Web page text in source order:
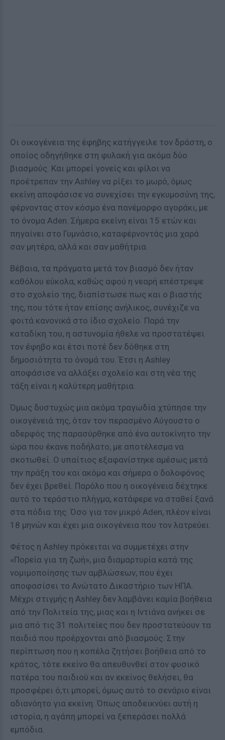
Οι οικογένεια της έφηβης κατήγγειλε τον δράστη, ο
οποίος οδηγήθηκε στη φυλακή για ακόμα δύο
βιασμούς. Και μπορεί γονείς και φίλοι να
προέτρεπαν την Ashley να ρίξει το μωρό, όμως
εκείνη αποφάσισε να συνεχίσει την εγκυμοσύνη της,
φέρνοντας στον κόσμο ένα πανέμορφο αγοράκι, με
το όνομα Aden. Σήμερα εκείνη είναι 15 ετών και
πηγαίνει στο Γυμνάσιο, καταφέρνοντάς μια χαρά
σαν μητέρα, αλλά και σαν μαθήτρια.
Βέβαια, τα πράγματα μετά τον βιασμό δεν ήταν
καθόλου εύκολα, καθώς αφού η νεαρή επέστρεψε
στο σχολείο της, διαπίστωσε πως και ο βιαστής
της, που τότε ήταν επίσης ανήλικος, συνέχιζε να
φοιτά κανονικά στο ίδιο σχολείο. Παρά την
καταδίκη του, η αστυνομία ήθελε να προστατέψει
τον έφηβο και έτσι ποτέ δεν δόθηκε στη
δημοσιότητα το όνομά του. Έτσι η Ashley
αποφάσισε να αλλάξει σχολείο και στη νέα της
τάξη είναι η καλύτερη μαθήτρια.
Όμως δυστυχώς μια ακόμα τραγωδία χτύπησε την
οικογένειά της, όταν τον περασμένο Αύγουστο ο
αδερφός της παρασύρθηκε από ένα αυτοκίνητο την
ώρα που έκανε ποδήλατο, με αποτέλεσμα να
σκοτωθεί. Ο υπαίτιος εξαφανίστηκε αμέσως μετά
την πράξη του και ακόμα και σήμερα ο δολοφόνος
δεν έχει βρεθεί. Παρόλο που η οικογένεια δέχτηκε
αυτό το τεράστιο πλήγμα, κατάφερε να σταθεί ξανά
στα πόδια της. Όσο για τον μικρό Aden, πλέον είναι
18 μηνών και έχει μια οικογένεια που τον λατρεύει.
Φέτος η Ashley πρόκειται να συμμετέχει στην
«Πορεία για τη ζωή», μια διαμαρτυρία κατά της
νομιμοποίησης των αμβλώσεων, που έχει
αποφασίσει το Ανώτατο Δικαστήριο των ΗΠΑ.
Μέχρι στιγμής η Ashley δεν λαμβάνει καμία βοήθεια
από την Πολιτεία της, μιας και η Ιντιάνα ανήκει σε
μια από τις 31 πολιτείες που δεν προστατεύουν τα
παιδιά που προέρχονται από βιασμούς. Στην
περίπτωση που η κοπέλα ζητήσει βοήθεια από το
κράτος, τότε εκείνο θα απευθυνθεί στον φυσικό
πατέρα του παιδιού και αν εκείνος θελήσει, θα
προσφέρει ό,τι μπορεί, όμως αυτό το σενάριο είναι
αδιανόητο για εκείνη. Όπως αποδεικνύει αυτή η
ιστορία, η αγάπη μπορεί να ξεπεράσει πολλά
εμπόδια.